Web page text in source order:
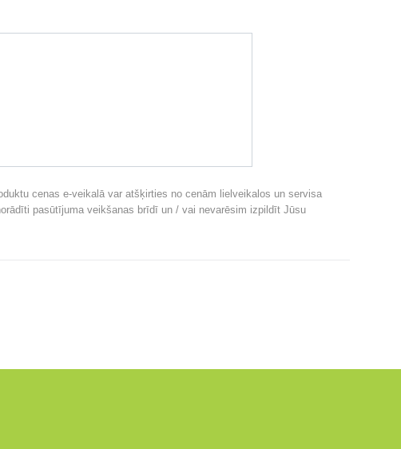
cenas e-veikalā var atšķirties no cenām lielveikalos un servisa
pasūtījuma veikšanas brīdī un / vai nevarēsim izpildīt Jūsu